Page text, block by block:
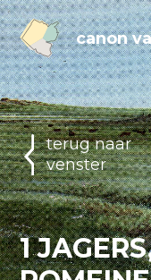
canon
1
terug naar
venster